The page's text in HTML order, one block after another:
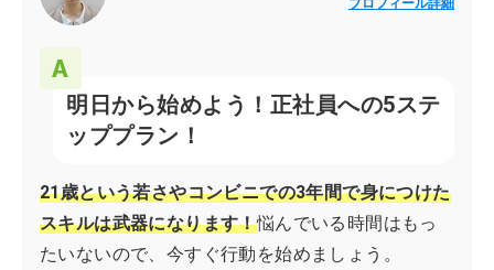
明日から始めよう！正社員への5ステ
ッププラン！
21歳という若さやコンビニでの3年間で身につけた
スキルは武器になります！悩んでいる時間はもっ
たいないので、今すぐ行動を始めましょう。